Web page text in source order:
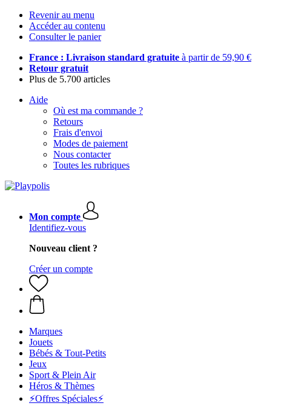
Revenir au menu
Accéder au contenu
Consulter le panier
France : Livraison standard gratuite à partir de 59,90 €
Retour gratuit
Plus de 5.700 articles
Aide
Où est ma commande ?
Retours
Frais d'envoi
Modes de paiement
Nous contacter
Toutes les rubriques
Mon compte
Identifiez-vous
Nouveau client ?
Créer un compte
Marques
Jouets
Bébés & Tout-Petits
Jeux
Sport & Plein Air
Héros & Thèmes
⚡️Offres Spéciales⚡️